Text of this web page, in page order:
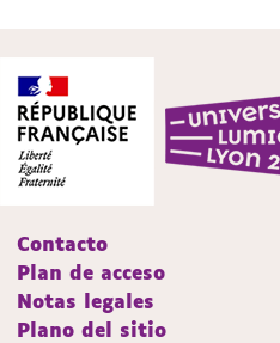
Contacto
Plan de acceso
Notas legales
Plano del sitio